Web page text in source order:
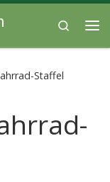
Search
Staffel